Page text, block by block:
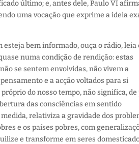
último; e, antes dele, Paulo VI
uma vocação que exprime a ideia
bem informado, ouça o rádio, leia
numa condição de rendição: estas
se sentem envolvidas, não vivem a
e a acção voltados para si
do nosso tempo, não significa, de
das consciências em sentido
relativiza a gravidade dos
e os países pobres, com
e transforme em seres